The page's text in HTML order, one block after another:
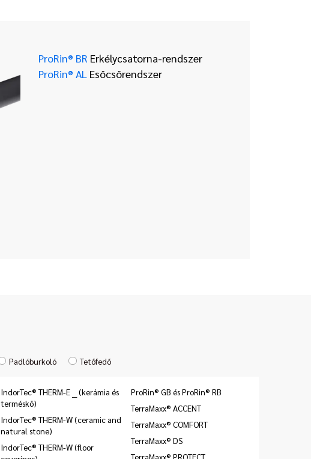
ProRin® BR Erkélycsatorna-rendszer
ProRin® AL Esőcsőrendszer
Padlóburkoló Tetőfedő
IndorTec® THERM-E __ (kerámia és
terméskő)
IndorTec® THERM-W (ceramic and
natural stone)
IndorTec® THERM-W (floor
ProRin® GB és ProRin® RB
TerraMaxx® ACCENT
TerraMaxx® COMFORT
TerraMaxx® DS
TerraMaxx® PROTECT